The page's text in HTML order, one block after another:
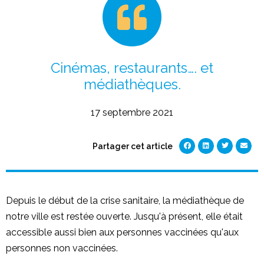
Cinémas, restaurants…. et
médiathèques.
17 septembre 2021
Partager cet article
Depuis le début de la crise sanitaire, la médiathèque de
notre ville est restée ouverte. Jusqu'à présent, elle était
accessible aussi bien aux personnes vaccinées qu'aux
personnes non vaccinées.